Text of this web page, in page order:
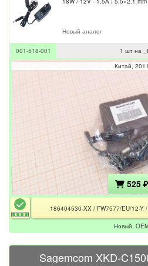
Новый аналог
001-518-001
1 шт на
Китай 2011
525 ₽
186404530-XX / FW7577/EU/12-Y
Новый,
Sagemcom XKD-